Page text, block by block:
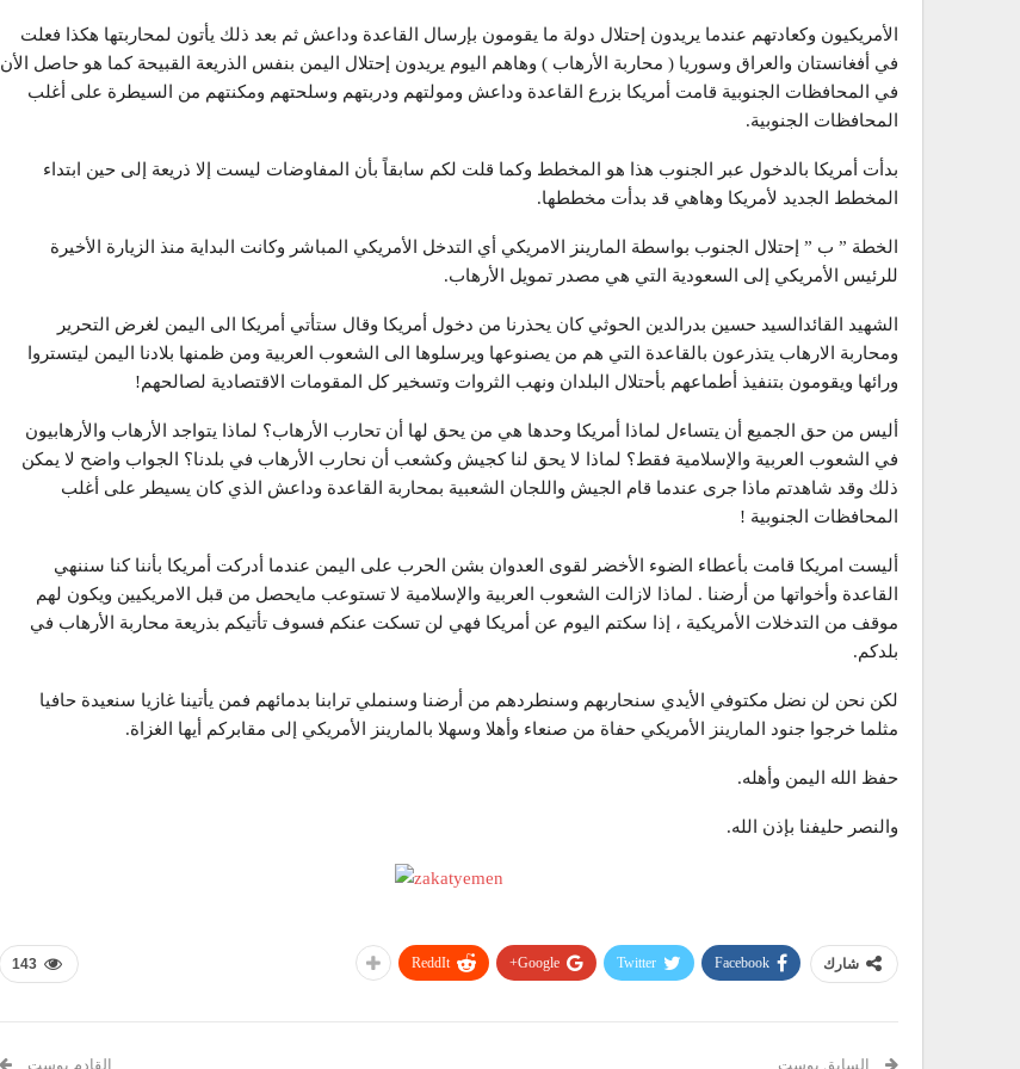
الأمريكيون وكعادتهم عندما يريدون إحتلال دولة ما يقومون بإرسال القاعدة وداعش ثم بعد ذلك يأتون لمحاربتها هكذا فعلت
في أفغانستان والعراق وسوريا ( محاربة الأرهاب ) وهاهم اليوم يريدون إحتلال اليمن بنفس الذريعة القبيحة كما هو حاصل الأن
في المحافظات الجنوبية قامت أمريكا بزرع القاعدة وداعش ومولتهم ودربتهم وسلحتهم ومكنتهم من السيطرة على أغلب
المحافظات الجنوبية.
بدأت أمريكا بالدخول عبر الجنوب هذا هو المخطط وكما قلت لكم سابقاً بأن المفاوضات ليست إلا ذريعة إلى حين ابتداء
المخطط الجديد لأمريكا وهاهي قد بدأت مخططها.
الخطة ” ب ” إحتلال الجنوب بواسطة المارينز الامريكي أي التدخل الأمريكي المباشر وكانت البداية منذ الزيارة الأخيرة
للرئيس الأمريكي إلى السعودية التي هي مصدر تمويل الأرهاب.
الشهيد القائدالسيد حسين بدرالدين الحوثي كان يحذرنا من دخول أمريكا وقال ستأتي أمريكا الى اليمن لغرض التحرير
ومحاربة الارهاب يتذرعون بالقاعدة التي هم من يصنوعها ويرسلوها الى الشعوب العربية ومن ظمنها بلادنا اليمن ليتستروا
ورائها ويقومون بتنفيذ أطماعهم بأحتلال البلدان ونهب الثروات وتسخير كل المقومات الاقتصادية لصالحهم!
أليس من حق الجميع أن يتساءل لماذا أمريكا وحدها هي من يحق لها أن تحارب الأرهاب؟ لماذا يتواجد الأرهاب والأرهابيون
في الشعوب العربية والإسلامية فقط؟ لماذا لا يحق لنا كجيش وكشعب أن نحارب الأرهاب في بلدنا؟ الجواب واضح لا يمكن
ذلك وقد شاهدتم ماذا جرى عندما قام الجيش واللجان الشعبية بمحاربة القاعدة وداعش الذي كان يسيطر على أغلب
المحافظات الجنوبية !
أليست امريكا قامت بأعطاء الضوء الأخضر لقوى العدوان بشن الحرب على اليمن عندما أدركت أمريكا بأننا كنا سننهي
القاعدة وأخواتها من أرضنا . لماذا لازالت الشعوب العربية والإسلامية لا تستوعب مايحصل من قبل الامريكيين ويكون لهم
موقف من التدخلات الأمريكية ، إذا سكتم اليوم عن أمريكا فهي لن تسكت عنكم فسوف تأتيكم بذريعة محاربة الأرهاب في
بلدكم.
لكن نحن لن نضل مكتوفي الأيدي سنحاربهم وسنطردهم من أرضنا وسنملي ترابنا بدمائهم فمن يأتينا غازيا سنعيدة حافيا
مثلما خرجوا جنود المارينز الأمريكي حفاة من صنعاء وأهلا وسهلا بالمارينز الأمريكي إلى مقابركم أيها الغزاة.
حفظ الله اليمن وأهله.
والنصر حليفنا بإذن الله.
143 شارك Facebook
Twitter
Google+
ReddIt
السابق بوست القادم بوست